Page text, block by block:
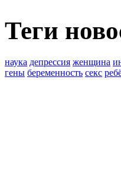
Теги
наука депрессия женщина
гены беременность секс